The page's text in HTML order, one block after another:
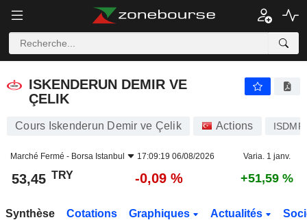
ISKENDERUN DEMIR VE
ÇELIK
Cours Iskenderun Demir ve Çelik Actions ISDMR
Marché Fermé - Borsa Istanbul 17:09:19 06/08/2026 Varia. 1 janv.
53,45 TRY -0,09 % +51,59 %
Synthèse Cotations Graphiques Actualités